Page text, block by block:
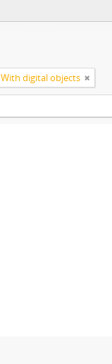
With digital objects